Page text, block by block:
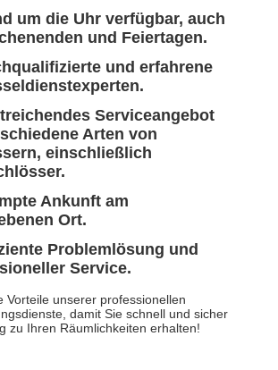
um die Uhr verfügbar, auch
und Feiertagen.
und erfahrene
Serviceangebot
Arten von
einschließlich
Ankunft am
Ort.
Problemlösung und
Service.
Vorteile unserer professionellen
damit Sie schnell und sicher
zu Ihren Räumlichkeiten erhalten!